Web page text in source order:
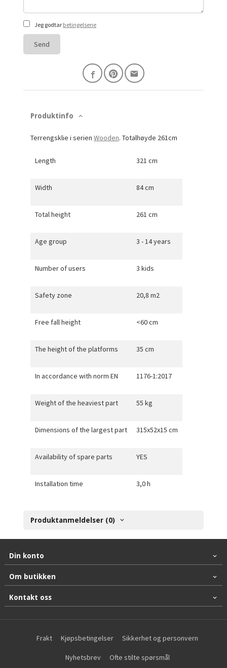
Jeg godtar betingelsene
Send
Produktinfo
Terrengsklie i serienWooden. Totalhøyde 261cm
Length 321 cm
Width 84 cm
Total height 261 cm
Age group 3 - 14 years
Number of users 3 kids
Safety zone 20,8 m2
Free fall height <60 cm
The height of the platforms 35 cm
In accordance with norm EN 1176-1:2017
Weight of the heaviest part 55 kg
Dimensions of the largest part 315x52x15 cm
Availability of spare parts YES
Installation time 3,0 h
Produktanmeldelser (0)
Din konto
Om butikken
Kontakt oss
Frakt Kjøpsbetingelser Sikkerhet og personvern
Nyhetsbrev Ofte stilte spørsmål